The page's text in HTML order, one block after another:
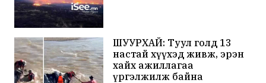
ШУУРХАЙ: Туул голд 13
настай хүүхэд живж, эрэн
хайх ажиллагаа
үргэлжилж байна